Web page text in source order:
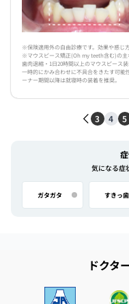
※保険適用外の自由診療です。効果や感じ
※マウスピース矯正(Oh my teeth含む)の主
歯肉退縮・1日20時間以上のマウスピース
一時的にかみ合わせに不具合をきたす可能
ーナー期間以降は就寝時の装着を推奨。
3 4 5
気になる症
ガタガタ すきっ歯
ドクタ